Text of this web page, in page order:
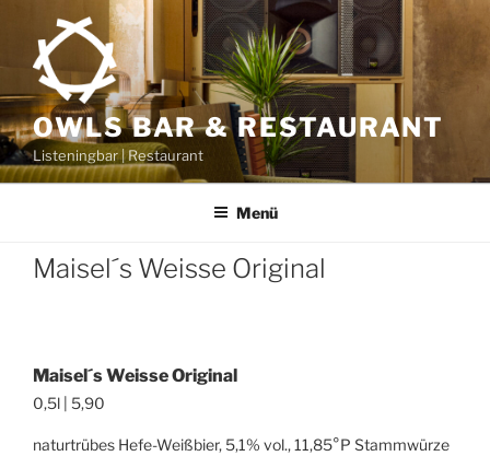
Inhalt
springen
OWLS BAR & RESTAURANT
Listeningbar | Restaurant
Menü
Maisel´s Weisse Original
Maisel´s Weisse Original
0,5l | 5,90
naturtrübes Hefe-Weißbier, 5,1% vol., 11,85°P Stammwürze